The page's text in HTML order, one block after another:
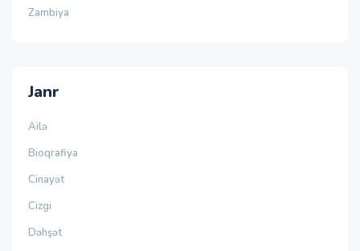
Zambiya
Janr
Ailə
Bioqrafiya
Cinayət
Cizgi
Dəhşət